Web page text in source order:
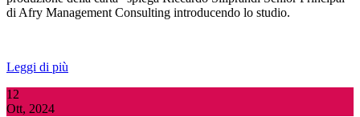
di Afry Management Consulting introducendo lo studio.
Leggi di più
12
Ott, 2024